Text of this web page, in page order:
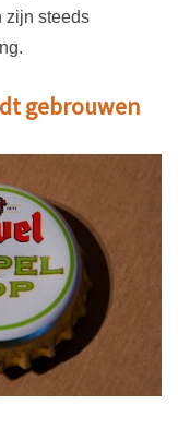
zijn steeds
gebrouwen